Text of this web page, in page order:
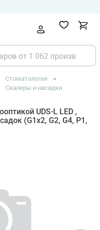
Стоматология
Скалеры и насадки
UDS-L LED ,
(G1x2, G2, G4, P1,